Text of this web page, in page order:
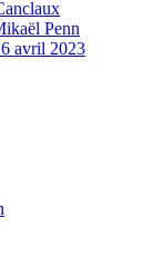
Penn
avril 2023